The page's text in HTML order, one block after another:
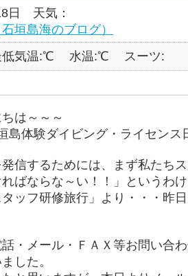
日 天気：
垣島海のブログ）
低気温:℃ 水温:℃ スーツ:
は～～～
島体験ダイビング・ライセンス
発信するためには、まず私たち
ばならな～い！！」というわ
ッフ研修旅行」より・・・昨
・メール・ＦＡＸ等お問い合
した。